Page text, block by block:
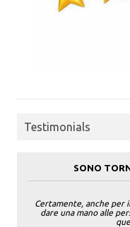
Testimonials
SONO
Certamente, anche per
dare una mano alle